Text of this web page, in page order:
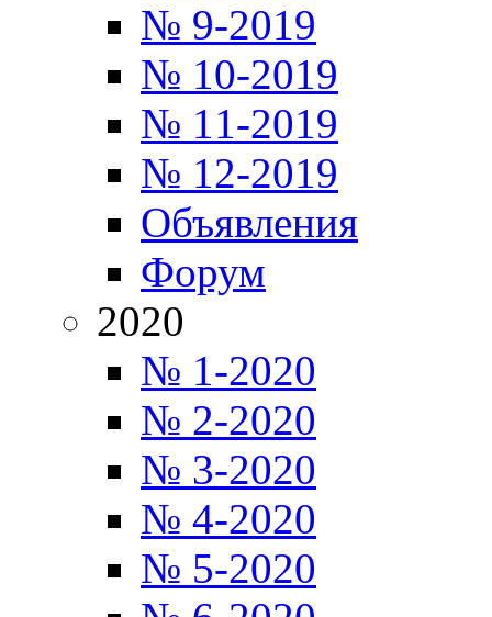
№ 9-2019
№ 10-2019
№ 11-2019
№ 12-2019
Объявления
Форум
2020
№ 1-2020
№ 2-2020
№ 3-2020
№ 4-2020
№ 5-2020